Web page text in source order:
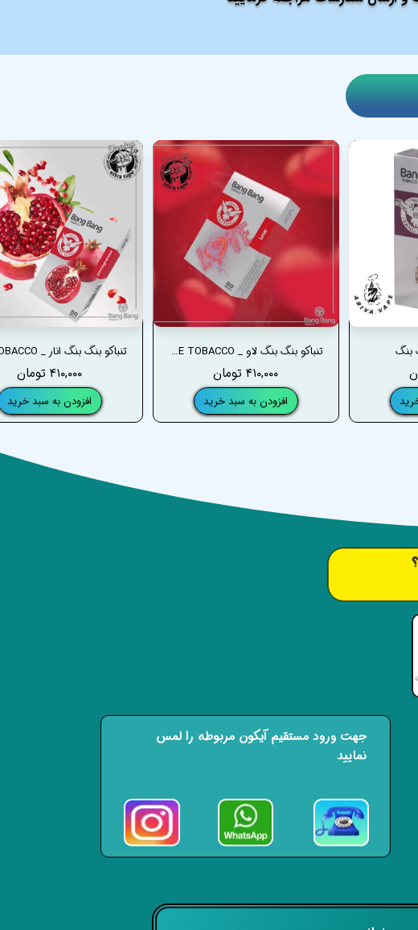
۴۱۰,۰۰۰ تومان
افزودن به سبد خرید
تنباکو بنگ بنگ لاو _ BANG BANG LOVE TOBACCO
۴۱۰,۰۰۰ تومان
افزودن به سبد خرید
بنگ
جهت ورود مستقیم آیکون مربوطه را لمس
نمایید